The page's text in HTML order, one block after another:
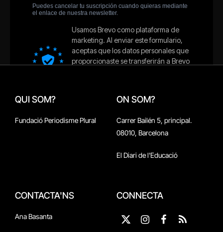
QUI SOM?
Fundació Periodisme Plural
ON SOM?
Carrer Bailén 5, principal.
08010, Barcelona
El Diari de l'Educació
CONTACTA'NS
Ana Basanta
CONNECTA
X
InstagramFacebook
RSS